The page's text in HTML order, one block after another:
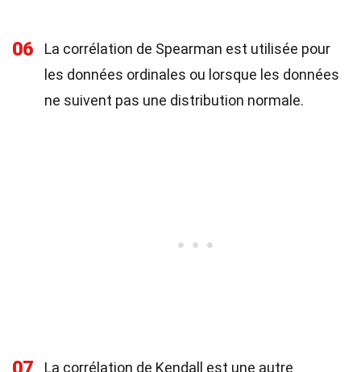
06
La corrélation de Spearman est utilisée pour
les données ordinales ou lorsque les données
ne suivent pas une distribution normale.
La corrélation de Kendall est une autre